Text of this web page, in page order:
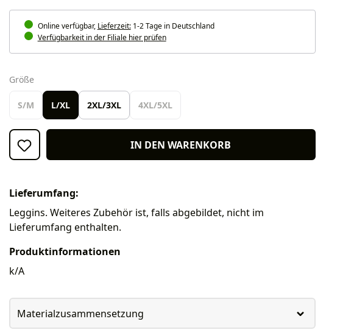
Online verfügbar, Lieferzeit:1-2 Tage in Deutschland
Verfügbarkeit in der Filiale hier prüfen
Größeauswählen
S/M L/XL 2XL/3XL 4XL/5XL
IN DEN WARENKORB
Lieferumfang:
Leggins. Weiteres Zubehör ist, falls abgebildet, nicht im
Lieferumfang enthalten.
Produktinformationen
k/A
Materialzusammensetzung